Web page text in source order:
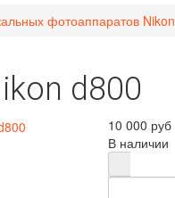
фотоаппаратов Nikon
d800
10 000 руб
В наличии